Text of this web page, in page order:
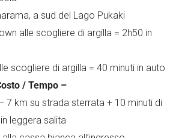
a sud del Lago Pukaki
alle scogliere di argilla = 2h50 in
scogliere di argilla = 40 minuti in auto
/ Tempo –
7 km su strada sterrata + 10 minuti di
leggera salita